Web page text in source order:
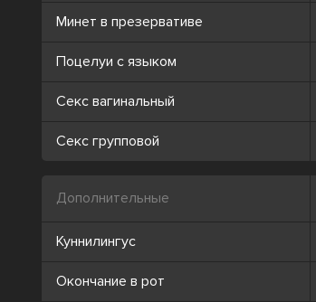
Минет в презервативе
Поцелуи с языком
Секс вагинальный
Секс групповой
Дополнительные
Куннилингус
Окончание в рот